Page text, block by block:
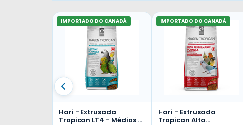
IMPORTADO DO CANADÁ
Hari - Extrusada
Tropican LT4 - Médios e
IMPORTADO DO CANADÁ
Hari - Extrusada
Tropican Alta